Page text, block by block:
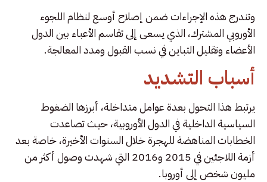
وتندرج هذه الإجراءات ضمن إصلاح أوسع لنظام اللجوء
الأوروبي المشترك، الذي يسعى إلى تقاسم الأعباء بين الدول
الأعضاء وتقليل التباين في نسب القبول ومدد المعالجة.
أسباب التشديد
يرتبط هذا التحول بعدة عوامل متداخلة، أبرزها الضغوط
السياسية الداخلية في الدول الأوروبية، حيث تصاعدت
الخطابات المناهضة للهجرة خلال السنوات الأخيرة، خاصة بعد
أزمة اللاجئين في 2015 و2016 التي شهدت وصول أكثر من
مليون شخص إلى أوروبا.